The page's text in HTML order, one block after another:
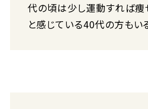
代の頃は少し運動すれば
と感じている40代の方もいる